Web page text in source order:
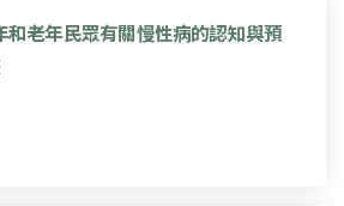
和老年民眾有關慢性病的認知與預